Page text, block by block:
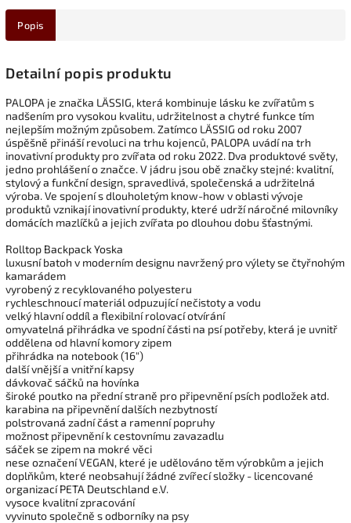
Popis
Detailní popis produktu
PALOPA je značka LÄSSIG, která kombinuje lásku ke zvířatům s
nadšením pro vysokou kvalitu, udržitelnost a chytré funkce tím
nejlepším možným způsobem. Zatímco LÄSSIG od roku 2007
úspěšně přináší revoluci na trhu kojenců, PALOPA uvádí na trh
inovativní produkty pro zvířata od roku 2022. Dva produktové světy,
jedno prohlášení o značce. V jádru jsou obě značky stejné: kvalitní,
stylový a funkční design, spravedlivá, společenská a udržitelná
výroba. Ve spojení s dlouholetým know-how v oblasti vývoje
produktů vznikají inovativní produkty, které udrží náročné milovníky
domácích mazlíčků a jejich zvířata po dlouhou dobu šťastnými.
Rolltop Backpack Yoska
luxusní batoh v moderním designu navržený pro výlety se čtyřnohým
kamarádem
vyrobený z recyklovaného polyesteru
rychleschnoucí materiál odpuzující nečistoty a vodu
velký hlavní oddíl a flexibilní rolovací otvírání
omyvatelná přihrádka ve spodní části na psí potřeby, která je uvnitř
oddělena od hlavní komory zipem
přihrádka na notebook (16")
další vnější a vnitřní kapsy
dávkovač sáčků na hovínka
široké poutko na přední straně pro připevnění psích podložek atd.
karabina na připevnění dalších nezbytností
polstrovaná zadní část a ramenní popruhy
možnost připevnění k cestovnímu zavazadlu
sáček se zipem na mokré věci
nese označení VEGAN, které je udělováno těm výrobkům a jejich
doplňkům, které neobsahují žádné zvířecí složky - licencované
organizací PETA Deutschland e.V.
vysoce kvalitní zpracování
vyvinuto společně s odborníky na psy